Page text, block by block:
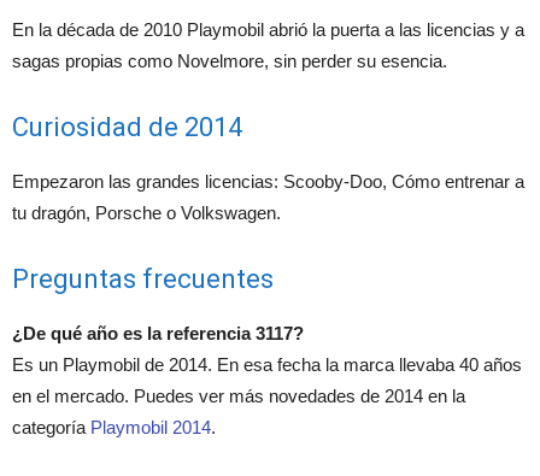
En la década de 2010 Playmobil abrió la puerta a las licencias y a
sagas propias como Novelmore, sin perder su esencia.
Curiosidad de 2014
Empezaron las grandes licencias: Scooby-Doo, Cómo entrenar a
tu dragón, Porsche o Volkswagen.
Preguntas frecuentes
¿De qué año es la referencia 3117?
Es un Playmobil de 2014. En esa fecha la marca llevaba 40 años
en el mercado. Puedes ver más novedades de 2014 en la
categoría Playmobil 2014.